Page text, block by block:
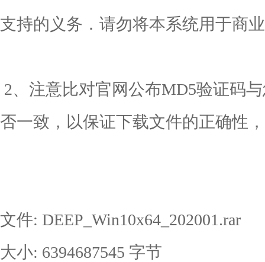
支持的义务．请勿将本系统用于商
2、注意比对官网公布MD5验证码
否一致，以保证下载文件的正确性
文件: DEEP_Win10x64_202001.rar
大小: 6394687545 字节